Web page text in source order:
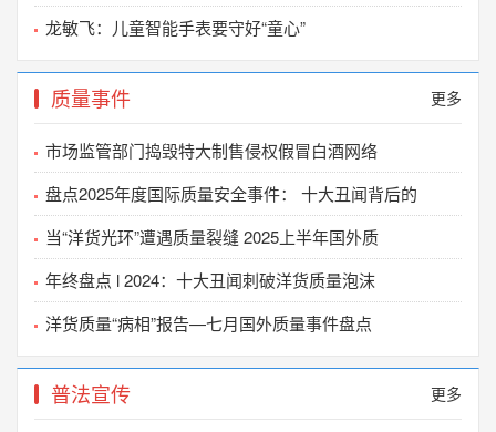
2022-12-30
2022-12-30
关于举办全国市场监管部门执法办案应知应会培训
2022-12-02
关于公开征求《ESG评价机构服务规范》团体标准
2022-11-19
关于不法分子冒用我会名义 开展培训活动的声明和
2022-04-02
2021-10-11
龙敏飞：儿童智能手表要守好“童心”
更多
质量事件
市场监管部门捣毁特大制售侵权假冒白酒网络
盘点2025年度国际质量安全事件： 十大丑闻背后的
当“洋货光环”遭遇质量裂缝 2025上半年国外质
年终盘点 l 2024：十大丑闻刺破洋货质量泡沫
洋货质量“病相”报告—七月国外质量事件盘点
更多
普法宣传